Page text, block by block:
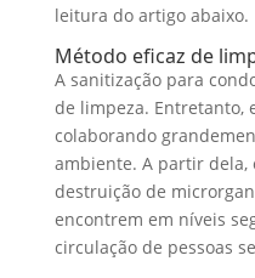
leitura do artigo abaixo.
Método eficaz de
A sanitização para
de limpeza. Entretanto,
colaborando
ambiente. A partir dela,
destruição de
encontrem em níveis
circulação de pessoas